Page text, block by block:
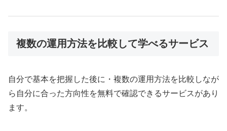
複数の運用方法を比較して学べるサービス
自分で基本を把握した後に・複数の運用方法を比較しなが
ら自分に合った方向性を無料で確認できるサービスがあり
ます。